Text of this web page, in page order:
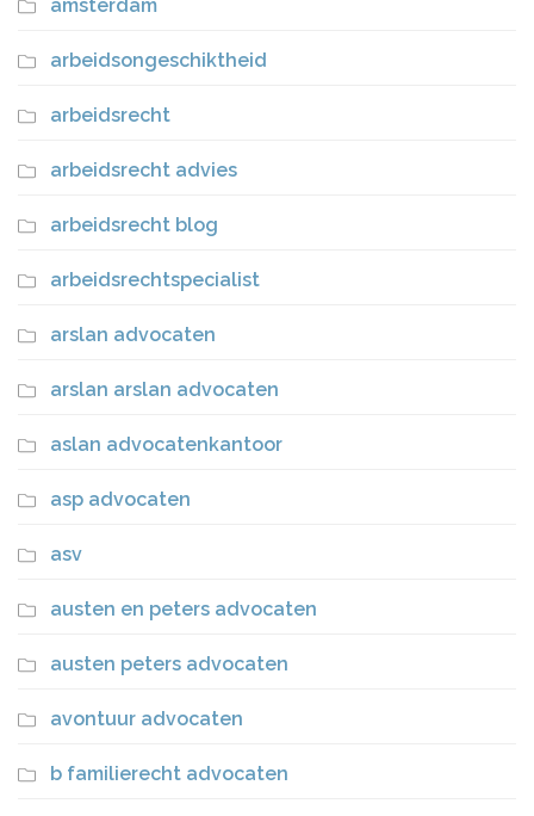
amsterdam
arbeidsongeschiktheid
arbeidsrecht
arbeidsrecht advies
arbeidsrecht blog
arbeidsrechtspecialist
arslan advocaten
arslan arslan advocaten
aslan advocatenkantoor
asp advocaten
asv
austen en peters advocaten
austen peters advocaten
avontuur advocaten
b familierecht advocaten